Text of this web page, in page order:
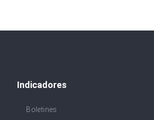
Indicadores
Boletines